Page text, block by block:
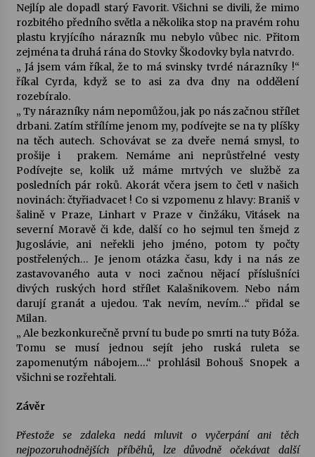
Nejlíp ale dopadl starý Favorit. Všichni se divili, že mimo
rozbitého předního světla a několika stop na pravém rohu
plastu kryjícího nárazník mu nebylo vůbec nic. Přitom
zejména ta druhá rána do Stovky Škodovky byla natvrdo.
„ Já jsem vám říkal, že to má svinsky tvrdé nárazníky !“
říkal Cyrda, když se to asi za dva dny na oddělení
rozebíralo.
„ Ty nárazníky nám nepomůžou, jak po nás začnou střílet
drbani. Zatím střílíme jenom my, podívejte se na ty plíšky
na těch autech. Schovávat se za dveře nemá smysl, to
prošije i prakem. Nemáme ani neprůstřelné vesty
Podívejte se, kolik už máme mrtvých ve službě za
posledních pár roků. Akorát včera jsem to četl v našich
novinách: čtyřiadvacet ! Co si vzpomenu z hlavy: Braniš v
šalině v Praze, Linhart v Praze v činžáku, Vitásek na
severní Moravě či kde, další co ho sejmul ten šmejd z
Jugoslávie, ani neřekli jeho jméno, potom ty počty
postřelených… Je jenom otázka času, kdy i na nás ze
zastavovaného auta v noci začnou nějací příslušníci
divých ruských hord střílet Kalašnikovem. Nebo nám
darují granát a ujedou. Tak nevím, nevím…“ přidal se
Milan.
„ Ale bezkonkurečně první tu bude po smrti na tuty Bóža.
Tomu se musí jednou sejít jeho ruská ruleta se
zapomenutým nábojem….“ prohlásil Bohouš Snopek a
všichni se rozřehtali.
Závěr
Přestože se zdaleka nedá mluvit o vyčerpání ani těch
nejpozoruhodnějších příběhů, lze důvodně očekávat další